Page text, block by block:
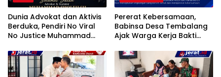
Dunia Advokat dan Aktivis
Berduka, Pendiri No Viral
No Justice Muhammad
Pererat Kebersamaan,
Babinsa Desa Tembalang
Ajak Warga Kerja Bakti